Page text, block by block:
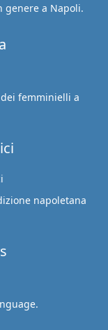
genere a Napoli.
femminielli a
napoletana